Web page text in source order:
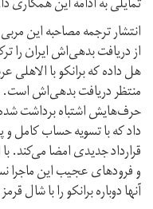
انتشار ترجمه مصاحبه این
از دریافت بدهی‌اش ایران را
هل داده که برانکو با الاهلی
منتظر دریافت بدهی‌اش است.
حرف‌هایش اشتباه برداشت
داد که با تسویه حساب کامل
قرارداد جدیدی امضا می‌کند.
و فرودهای عجیب این ماجرا
آنها دوباره برانکو را با